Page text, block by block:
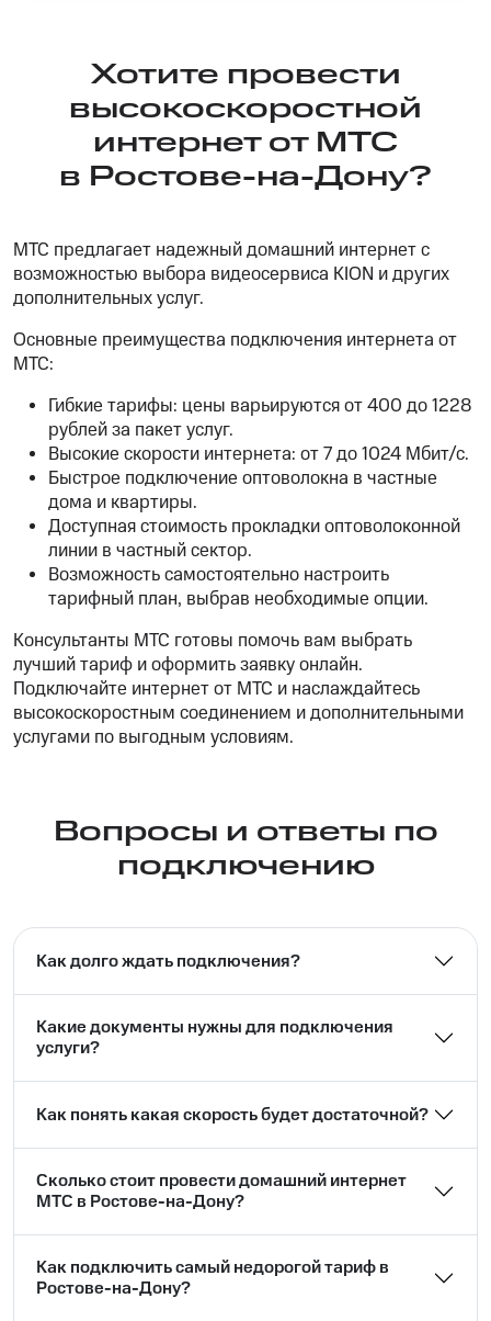
Хотите провести
высокоскоростной
интернет от МТС
в Ростове-на-Дону?
МТС предлагает надежный домашний интернет с
возможностью выбора видеосервиса KION и других
дополнительных услуг.
Основные преимущества подключения интернета от
МТС:
Гибкие тарифы: цены варьируются от 400 до 1228
рублей за пакет услуг.
Высокие скорости интернета: от 7 до 1024 Мбит/с.
Быстрое подключение оптоволокна в частные
дома и квартиры.
Доступная стоимость прокладки оптоволоконной
линии в частный сектор.
Возможность самостоятельно настроить
тарифный план, выбрав необходимые опции.
Консультанты МТС готовы помочь вам выбрать
лучший тариф и оформить заявку онлайн.
Подключайте интернет от МТС и наслаждайтесь
высокоскоростным соединением и дополнительными
услугами по выгодным условиям.
Вопросы и ответы по
подключению
Как долго ждать подключения?
Какие документы нужны для подключения
услуги?
Как понять какая скорость будет достаточной?
Сколько стоит провести домашний интернет
МТС в Ростове-на-Дону?
Как подключить самый недорогой тариф в
Ростове-на-Дону?